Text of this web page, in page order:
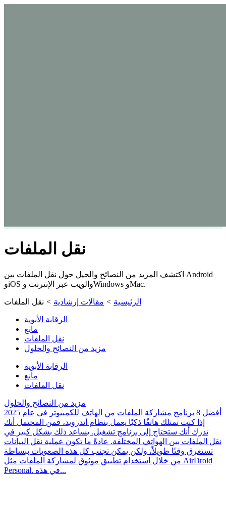
نقل الملفات
اكتشف المزيد من النصائح والحيل حول نقل الملفات بين Android
وiOS والويب عبر الإنترنت وWindows وMac.
الرئيسية > مقالات إرشادية > نقل الملفات
الرقابة الأبوية
مانع
نقل الملفات
مزيد من النصائح والحلول
الرقابة الأبوية
مانع
نقل الملفات
مزيد من النصائح والحلول
أفضل 8 برنامج مشاركة الملفات من الهاتف للكمبيوتر في عام 2025
إذا كنت تمتلك هاتفًا ذكيًا يعمل بنظام أندرويد، فمن المحتمل أنك
تدرك أنك ستحتاج إلى برنامج تشغيل. يساعد ذلك بشكل كبير في
نقل الملفات بين الهواتف المختلفة. عادةً ما تكون عملية نقل البيانات
تستغرق وقتًا طويلاً، ولكن يمكن تجنب كل هذه الصعوبات ببساطة
من خلال استخدام تطبيق موثوق لمشاركة الملفات مثل AirDroid
Personal. في هذه...